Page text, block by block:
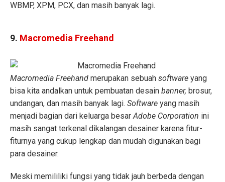
WBMP, XPM, PCX, dan masih banyak lagi.
9. Macromedia Freehand
Macromedia Freehand merupakan sebuah software yang
bisa kita andalkan untuk pembuatan desain banner, brosur,
undangan, dan masih banyak lagi. Software yang masih
menjadi bagian dari keluarga besarAdobe Corporation ini
masih sangat terkenal dikalangan desainer karena fitur-
fiturnya yang cukup lengkap dan mudah digunakan bagi
para desainer.
Meski memililiki fungsi yang tidak jauh berbeda dengan